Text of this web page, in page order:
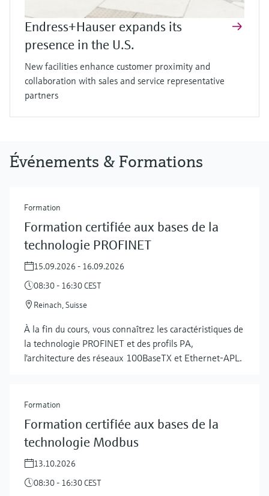
Endress+Hauser expands its
presence in the U.S.
New facilities enhance customer proximity and
collaboration with sales and service representative
partners
Événements & Formations
Formation
Formation certifiée aux bases de la
technologie PROFINET
15.09.2026 - 16.09.2026
08:30 - 16:30 CEST
Reinach, Suisse
À la fin du cours, vous connaîtrez les caractéristiques de
la technologie PROFINET et des profils PA,
l'architecture des réseaux 100BaseTX et Ethernet-APL.
Formation
Formation certifiée aux bases de la
technologie Modbus
13.10.2026
08:30 - 16:30 CEST